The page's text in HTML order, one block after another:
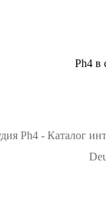
Ph4 в
Ph4 - Каталог